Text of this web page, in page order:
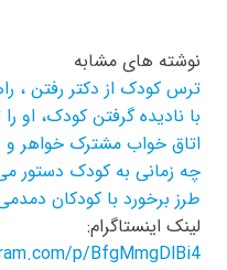
نوشته های مشابه
ترس کودک از دکتر رفتن ،
با نادیده گرفتن کودک، او
اتاق خواب مشترک خواهر و
چه زمانی به کودک دستور
طرز برخورد با کودکان
لینک اینستاگرام:
p/BfgMmgDlBi4/